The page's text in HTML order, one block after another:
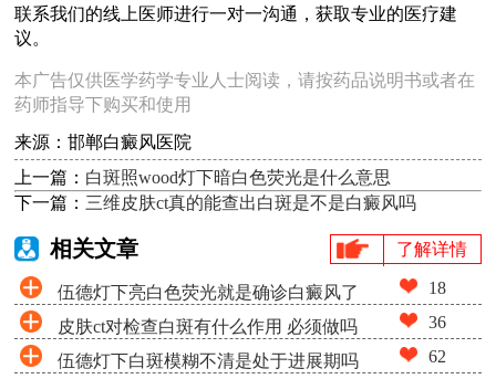
联系我们的线上医师进行一对一沟通，获取专业的医疗建
议。
本广告仅供医学药学专业人士阅读，请按药品说明书或者在
药师指导下购买和使用
来源：邯郸白癜风医院
上一篇： 白斑照wood灯下暗白色荧光是什么意思
下一篇： 三维皮肤ct真的能查出白斑是不是白癜风吗
相关文章 了解详情
伍德灯下亮白色荧光就是确诊白癜风了
吗
18
皮肤ct对检查白斑有什么作用 必须做吗 36
伍德灯下白斑模糊不清是处于进展期吗 62